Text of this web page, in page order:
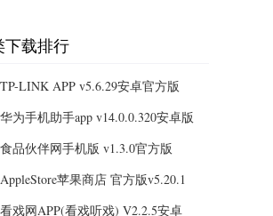
下载排行
TP-LINK APP v5.6.29安卓官方版
华为手机助手app v14.0.0.320安卓版
食品伙伴网手机版 v1.3.0官方版
AppleStore苹果商店 官方版v5.20.1
看戏网APP(看戏听戏) V2.2.5安卓